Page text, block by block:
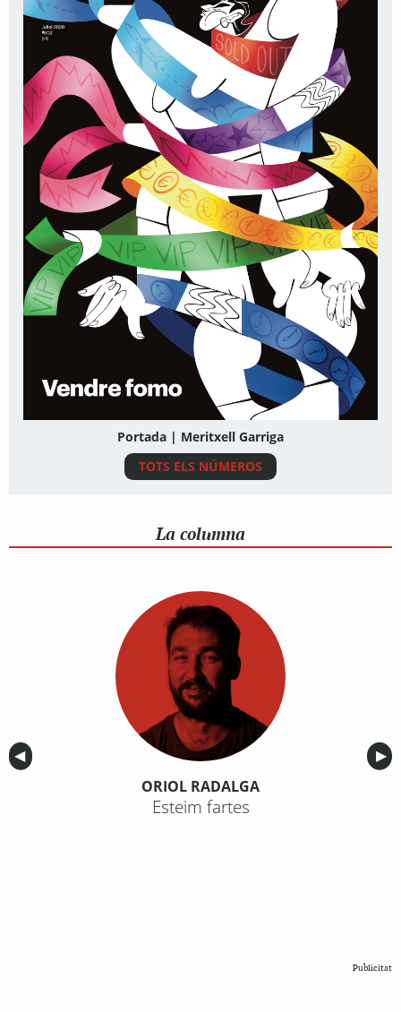
Portada | Meritxell Garriga
TOTS ELS NÚMEROS
La columna
Anterior
◀︎ ▶︎
ORIOL RADALGA
Esteim fartes
Publicitat